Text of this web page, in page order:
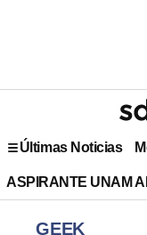
Últimas Noticias
ASPIRANTE UNAM
GEEK